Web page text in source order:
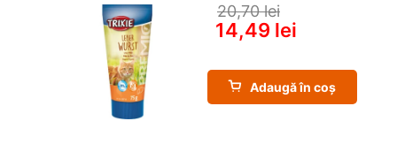
20,70 lei
14,49 lei
Adaugă în coș